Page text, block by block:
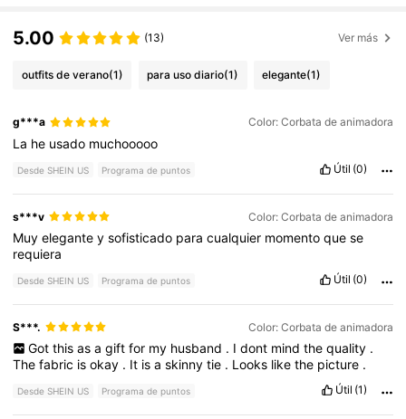
5.00 (13) Ver más
outfits de verano(1) para uso diario(1) elegante(1)
g***a Color: Corbata de animadora
La he usado muchooooo
Desde SHEIN US Programa de puntos Útil (0)
s***v Color: Corbata de animadora
Muyeleganteysofisticado paracualquier momentoquese
requiera
Desde SHEIN US Programa de puntos Útil (0)
S***. Color: Corbata de animadora
Got this as a gift for my husband . I dont mind the quality .
Thefabric isokay . It isaskinnytie . Looks likethe picture .
Desde SHEIN US Programa de puntos Útil (1)